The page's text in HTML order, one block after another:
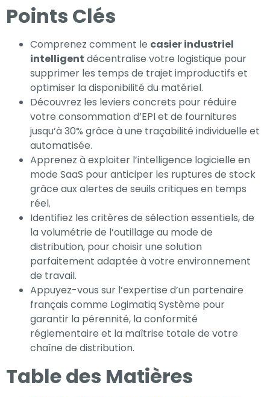
Points Clés
Comprenez comment le casier industriel
intelligent décentralise votre logistique pour
supprimer les temps de trajet improductifs et
optimiser la disponibilité du matériel.
Découvrez les leviers concrets pour réduire
votre consommation d’EPI et de fournitures
jusqu’à 30% grâce à une traçabilité individuelle et
automatisée.
Apprenez à exploiter l’intelligence logicielle en
mode SaaS pour anticiper les ruptures de stock
grâce aux alertes de seuils critiques en temps
réel.
Identifiez les critères de sélection essentiels, de
la volumétrie de l’outillage au mode de
distribution, pour choisir une solution
parfaitement adaptée à votre environnement
de travail.
Appuyez-vous sur l’expertise d’un partenaire
français comme Logimatiq Système pour
garantir la pérennité, la conformité
réglementaire et la maîtrise totale de votre
chaîne de distribution.
Table des Matières
Nécessaire
Ces cookies ne
sont pas
facultatifs. Ils
sont
nécessaires au
fonctionnement
du site Web.
Statistiques
Afin que nous
puissions
améliorer la
fonctionnalité
et la
structure du
site Web, en
fonction de la
façon dont le
site Web est